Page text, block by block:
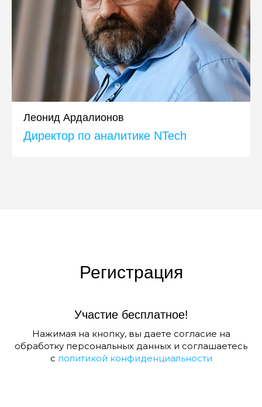
Леонид Ардалионов
Директор по аналитике NTech
Регистрация
Участие бесплатное!
Нажимая на кнопку, вы даете согласие на
обработку персональных данных и соглашаетесь
c политикой конфиденциальности